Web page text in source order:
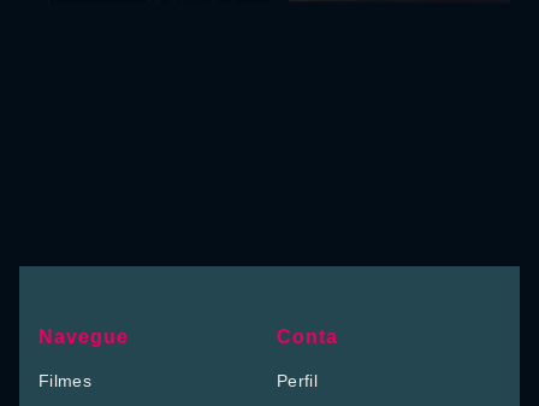
Navegue
Filmes
Conta
Perfil